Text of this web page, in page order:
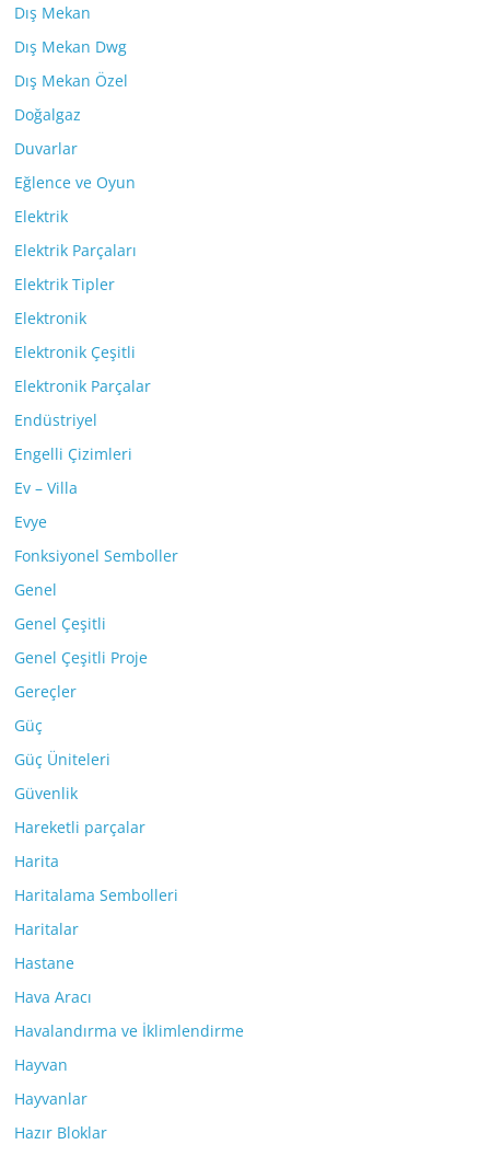
Dış Mekan
Dış Mekan Dwg
Dış Mekan Özel
Doğalgaz
Duvarlar
Eğlence ve Oyun
Elektrik
Elektrik Parçaları
Elektrik Tipler
Elektronik
Elektronik Çeşitli
Elektronik Parçalar
Endüstriyel
Engelli Çizimleri
Ev – Villa
Evye
Fonksiyonel Semboller
Genel
Genel Çeşitli
Genel Çeşitli Proje
Gereçler
Güç
Güç Üniteleri
Güvenlik
Hareketli parçalar
Harita
Haritalama Sembolleri
Haritalar
Hastane
Hava Aracı
Havalandırma ve İklimlendirme
Hayvan
Hayvanlar
Hazır Bloklar